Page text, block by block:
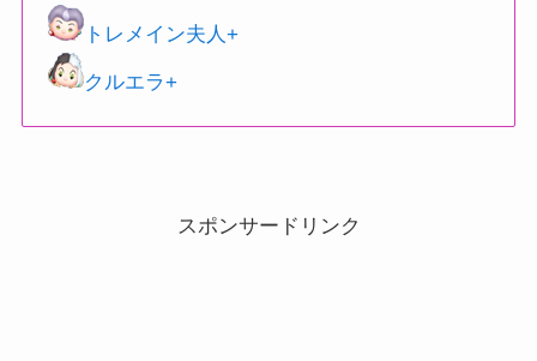
トレメイン夫人+
クルエラ+
スポンサードリンク